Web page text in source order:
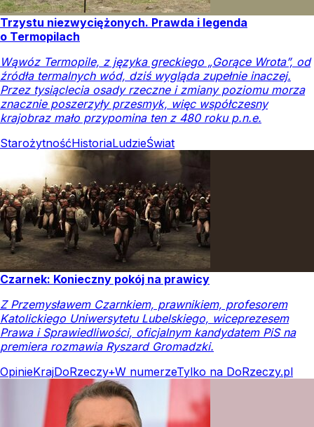
Trzystu niezwyciężonych. Prawda i legenda
o Termopilach
Wąwóz Termopile, z języka greckiego „Gorące Wrota”, od
źródła termalnych wód, dziś wygląda zupełnie inaczej.
Przez tysiąclecia osady rzeczne i zmiany poziomu morza
znacznie poszerzyły przesmyk, więc współczesny
krajobraz mało przypomina ten z 480 roku p.n.e.
StarożytnośćHistoriaLudzieŚwiat
Czarnek: Konieczny pokój na prawicy
Z Przemysławem Czarnkiem, prawnikiem, profesorem
Katolickiego Uniwersytetu Lubelskiego, wiceprezesem
Prawa i Sprawiedliwości, oficjalnym kandydatem PiS na
premiera rozmawia Ryszard Gromadzki.
OpinieKrajDoRzeczy+W numerzeTylko na DoRzeczy.pl